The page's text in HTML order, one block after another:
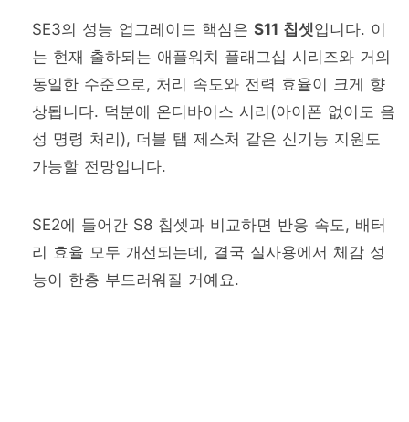
SE3의 성능 업그레이드 핵심은 S11 칩셋입니다. 이
는 현재 출하되는 애플워치 플래그십 시리즈와 거의
동일한 수준으로, 처리 속도와 전력 효율이 크게 향
상됩니다. 덕분에 온디바이스 시리(아이폰 없이도 음
성 명령 처리), 더블 탭 제스처 같은 신기능 지원도
가능할 전망입니다.
SE2에 들어간 S8 칩셋과 비교하면 반응 속도, 배터
리 효율 모두 개선되는데, 결국 실사용에서 체감 성
능이 한층 부드러워질 거예요.